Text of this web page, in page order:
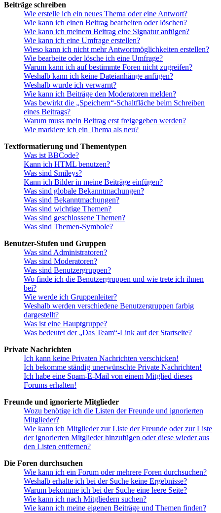
Beiträge schreiben
Wie erstelle ich ein neues Thema oder eine Antwort?
Wie kann ich einen Beitrag bearbeiten oder löschen?
Wie kann ich meinem Beitrag eine Signatur anfügen?
Wie kann ich eine Umfrage erstellen?
Wieso kann ich nicht mehr Antwortmöglichkeiten erstellen?
Wie bearbeite oder lösche ich eine Umfrage?
Warum kann ich auf bestimmte Foren nicht zugreifen?
Weshalb kann ich keine Dateianhänge anfügen?
Weshalb wurde ich verwarnt?
Wie kann ich Beiträge den Moderatoren melden?
Was bewirkt die „Speichern“-Schaltfläche beim Schreiben
eines Beitrags?
Warum muss mein Beitrag erst freigegeben werden?
Wie markiere ich ein Thema als neu?
Textformatierung und Thementypen
Was ist BBCode?
Kann ich HTML benutzen?
Was sind Smileys?
Kann ich Bilder in meine Beiträge einfügen?
Was sind globale Bekanntmachungen?
Was sind Bekanntmachungen?
Was sind wichtige Themen?
Was sind geschlossene Themen?
Was sind Themen-Symbole?
Benutzer-Stufen und Gruppen
Was sind Administratoren?
Was sind Moderatoren?
Was sind Benutzergruppen?
Wo finde ich die Benutzergruppen und wie trete ich ihnen
bei?
Wie werde ich Gruppenleiter?
Weshalb werden verschiedene Benutzergruppen farbig
dargestellt?
Was ist eine Hauptgruppe?
Was bedeutet der „Das Team“-Link auf der Startseite?
Private Nachrichten
Ich kann keine Privaten Nachrichten verschicken!
Ich bekomme ständig unerwünschte Private Nachrichten!
Ich habe eine Spam-E-Mail von einem Mitglied dieses
Forums erhalten!
Freunde und ignorierte Mitglieder
Wozu benötige ich die Listen der Freunde und ignorierten
Mitglieder?
Wie kann ich Mitglieder zur Liste der Freunde oder zur Liste
der ignorierten Mitglieder hinzufügen oder diese wieder aus
den Listen entfernen?
Die Foren durchsuchen
Wie kann ich ein Forum oder mehrere Foren durchsuchen?
Weshalb erhalte ich bei der Suche keine Ergebnisse?
Warum bekomme ich bei der Suche eine leere Seite?
Wie kann ich nach Mitgliedern suchen?
Wie kann ich meine eigenen Beiträge und Themen finden?